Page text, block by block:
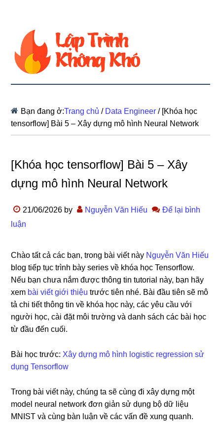
Bạn đang ở:Trang chủ / Data Engineer /[Khóa học
tensorflow] Bài 5 – Xây dựng mô hình Neural Network
[Khóa học tensorflow] Bài 5 – Xây
dựng mô hình Neural Network
21/06/2026 by Nguyễn Văn Hiếu
Để lại bình
luận
Chào tất cả các bạn, trong bài viết này Nguyễn Văn Hiếu
blog tiếp tục trình bày series về khóa học Tensorflow.
Nếu bạn chưa nắm được thông tin tutorial này, bạn hãy
xem bài viết giới thiệu trước tiên nhé. Bài đầu tiên sẽ mô
tả chi tiết thông tin về khóa học này, các yêu cầu với
người học, cài đặt môi trường và danh sách các bài học
từ đầu đến cuối.
Bài học trước: Xây dựng mô hình logistic regression sử
dụng Tensorflow
Trong bài viết này, chúng ta sẽ cùng đi xây dựng một
model neural network đơn giản sử dụng bộ dữ liệu
MNIST và cùng bàn luận về các vấn đề xung quanh.